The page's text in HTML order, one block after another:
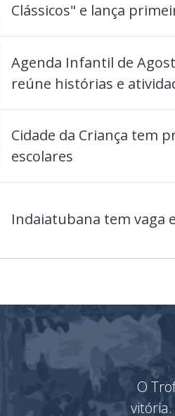
Clássicos" e lança
Agenda Infantil de
reúne histórias e
Cidade da Criança tem
escolares
Indaiatubana tem vaga
O